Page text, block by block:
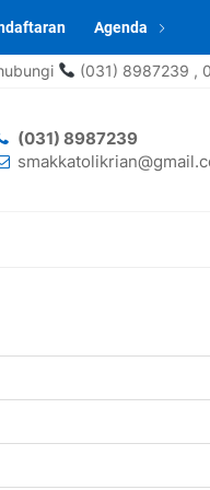
Agenda
(031) 8987239 , 0857-
(031) 8987239